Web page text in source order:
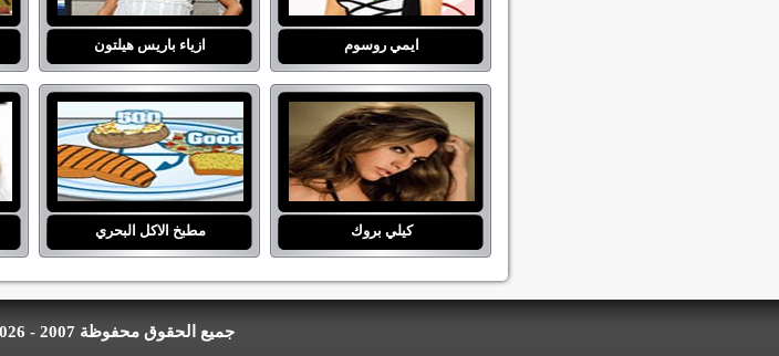
ايمي روسوم ازياء باريس هيلتون
كيلي بروك مطبخ الاكل البحري
جميع الحقوق محفوظة 2007 - 2026 | العاب بنات جدة دولز